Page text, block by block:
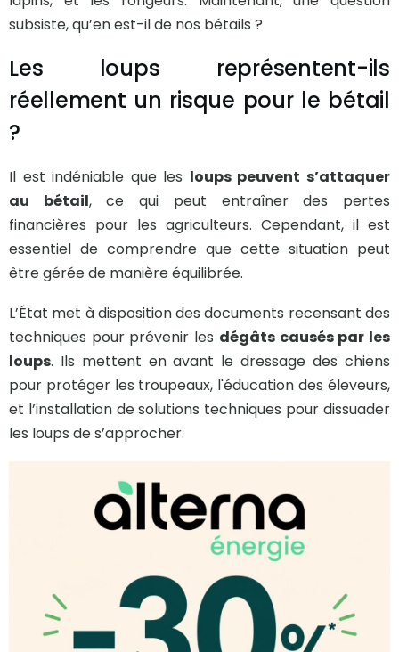
subsiste, qu’en est-il de nos bétails ?
Les loups représentent-ils
réellement un risque pour le bétail
?
Il est indéniable que les loups peuvent s’attaquer
au bétail, ce qui peut entraîner des pertes
financières pour les agriculteurs. Cependant, il est
essentiel de comprendre que cette situation peut
être gérée de manière équilibrée.
L’État met à disposition des documents recensant des
techniques pour prévenir les dégâts causés par les
loups. Ils mettent en avant le dressage des chiens
pour protéger les troupeaux, l'éducation des éleveurs,
et l’installation de solutions techniques pour dissuader
les loups de s’approcher.